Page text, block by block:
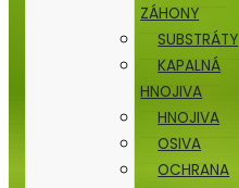
ZÁHONY
SUBSTRÁTY
KAPALNÁ
HNOJIVA
HNOJIVA
OSIVA
OCHRANA